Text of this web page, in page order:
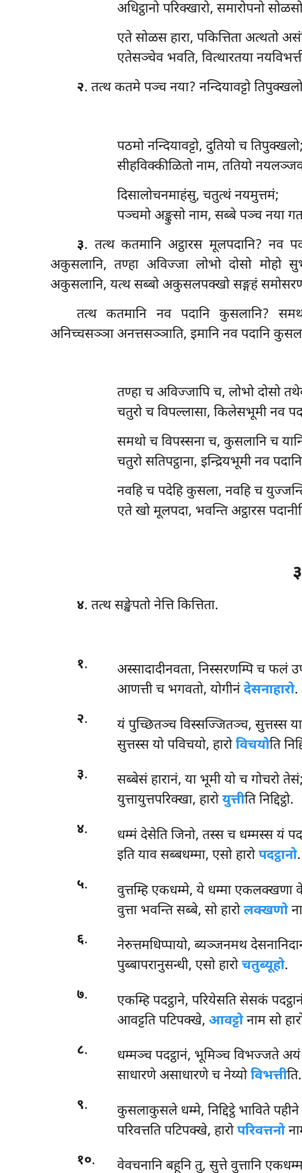
अधिट्ठानो परिक्खारो, समारोपनो
एते सोळस हारा, पकित्तिता अत्थतो
एतेसञ्चेव भवति, वित्थारतया
२. तत्थ कतमे पञ्च नया? नन्दियावट्टो
पठमो नन्दियावट्टो, दुतियो च तिपुक्खलो;
सीहविक्कीळितो नाम, ततियो
दिसालोचनमाहंसु, चतुत्थं नयमुत्तमं;
पञ्चमो अङ्कुसो नाम, सब्बे पञ्च नया
३. तत्थ कतमानि अट्ठारस मूलपदानि? नव
अकुसलानि, तण्हा अविज्जा लोभो दोसो मोहो
अकुसलानि, यत्थ सब्बो अकुसलपक्खो सङ्गहं
तत्थ कतमानि नव पदानि कुसलानि?
अनिच्चसञ्ञा अनत्तसञ्ञाति, इमानि नव पदानि
तण्हाच अविज्जापि च, लोभो दोसो
चतुरो च विपल्लासा, किलेसभूमी नव
समथोच विपस्सना च, कुसलानि च
चतुरो सतिपट्ठाना, इन्द्रियभूमी नव
नवहि च पदेहि कुसला, नवहि च
एते खो मूलपदा, भवन्ति अट्ठारस
४. तत्थ सङ्खेपतो नेत्ति कित्तिता.
१. अस्सादादीनवता, निस्सरणम्पि च फलं
आणत्ती च भगवतो, योगीनंदेसनाहारो.
२.
यं पुच्छितञ्च विस्सज्जितञ्च, सुत्तस्स
सुत्तस्स यो पविचयो, हारोविचयोति
३.
सब्बेसं हारानं, या भूमी यो च गोचरो तेसं;
युत्तायुत्तपरिक्खा, हारोयुत्तीति निद्दिट्ठो.
४.
धम्मं देसेति जिनो, तस्स च धम्मस्स यं
इति याव सब्बधम्मा, एसो हारोपदट्ठानो.
५.
वुत्तम्हि एकधम्मे, ये धम्मा एकलक्खणा
वुत्ता भवन्ति सब्बे, सो हारोलक्खणो
६.
नेरुत्तमधिप्पायो, ब्यञ्जनमथ
पुब्बापरानुसन्धी, एसो हारोचतुब्यूहो.
७.
एकम्हि पदट्ठाने, परियेसति सेसकं
आवट्टति पटिपक्खे, आवट्टोनाम सो
८. धम्मञ्चपदट्ठानं, भूमिञ्च विभज्जते अयं
साधारणे असाधारणे च नेय्योविभत्तीति.
९.
कुसलाकुसले धम्मे, निद्दिट्ठे भाविते
परिवत्तति पटिपक्खे, हारोपरिवत्तनो
१०. वेवचनानिबहूनि तु, सुत्ते वुत्तानि